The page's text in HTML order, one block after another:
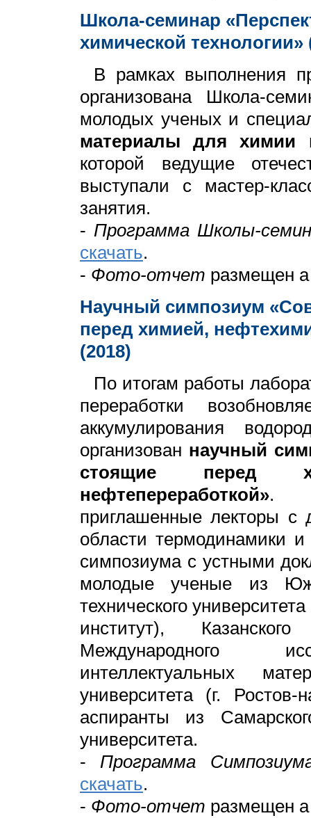
Школа-семинар
химической технологии»
В рамках выполнения
организована Школа-
молодых ученых и
материалы для химии
которой ведущие
выступали с мастер-
занятия.
- Программа Школы-
скачать.
- Фото-отчет размещен
Научный симпозиум
перед химией,
(2018)
По итогам работы
переработки
аккумулирования
организован научный
стоящие перед
нефтепереработкой».
приглашенные лекторы с
области термодинамики
симпозиума с устными
молодые ученые из
технического
институт),
Международного
интеллектуальных
университета (г.
аспиранты из
университета.
-Программа
скачать.
- Фото-отчет размещен